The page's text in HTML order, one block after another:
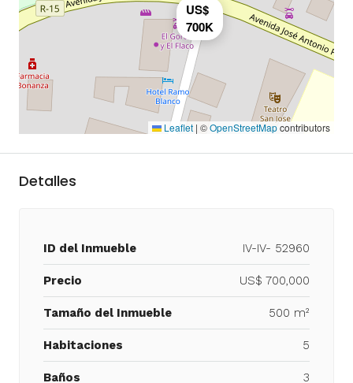
US$
700K
Leaflet | ©OpenStreetMapcontributors
Detalles
ID del Inmueble IV-IV- 52960
Precio US$ 700,000
Tamaño del Inmueble 500 m²
Habitaciones 5
Baños 3